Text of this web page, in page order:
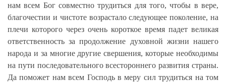
нам всем Бог совместно трудиться для того, чтобы в вере,
благочестии и чистоте возрастало следующее поколение, на
плечи которого через очень короткое время падет великая
ответственность за продолжение духовной жизни нашего
народа и за многие другие свершения, которые необходимы
на пути последовательного всестороннего развития страны.
Да поможет нам всем Господь в меру сил трудиться на том